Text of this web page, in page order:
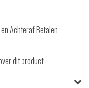
Achteraf Betalen
dit product